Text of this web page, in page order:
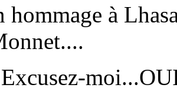
hommage à